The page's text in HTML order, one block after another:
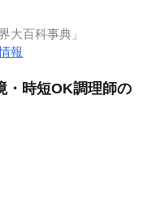
百科事典」
報
・時短OK調理師の